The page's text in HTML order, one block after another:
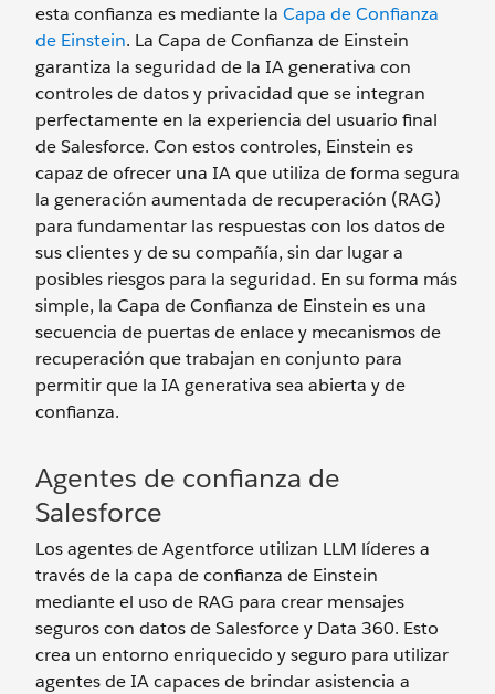
esta confianza es mediante la Capa de Confianza
de Einstein. La Capa de Confianza de Einstein
garantiza la seguridad de la IA generativa con
controles de datos y privacidad que se integran
perfectamente en la experiencia del usuario final
de Salesforce. Con estos controles, Einstein es
capaz de ofrecer una IA que utiliza de forma segura
la generación aumentada de recuperación (RAG)
para fundamentar las respuestas con los datos de
sus clientes y de su compañía, sin dar lugar a
posibles riesgos para la seguridad. En su forma más
simple, la Capa de Confianza de Einstein es una
secuencia de puertas de enlace y mecanismos de
recuperación que trabajan en conjunto para
permitir que la IA generativa sea abierta y de
confianza.
Agentes de confianza de
Salesforce
Los agentes de Agentforce utilizan LLM líderes a
través de la capa de confianza de Einstein
mediante el uso de RAG para crear mensajes
seguros con datos de Salesforce y Data 360. Esto
crea un entorno enriquecido y seguro para utilizar
agentes de IA capaces de brindar asistencia a